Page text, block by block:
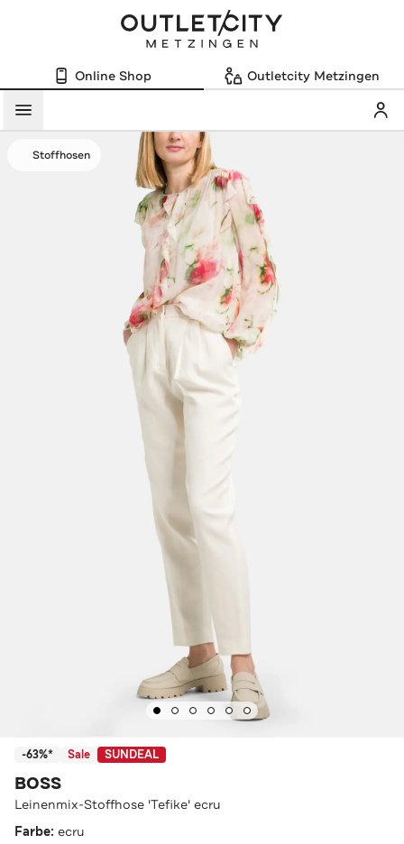
Online Shop Outletcity Metzingen
Menü
Stoffhosen
-63%* Sale SUNDEAL
BOSS
Leinenmix-Stoffhose 'Tefike' ecru
Farbe: ecru